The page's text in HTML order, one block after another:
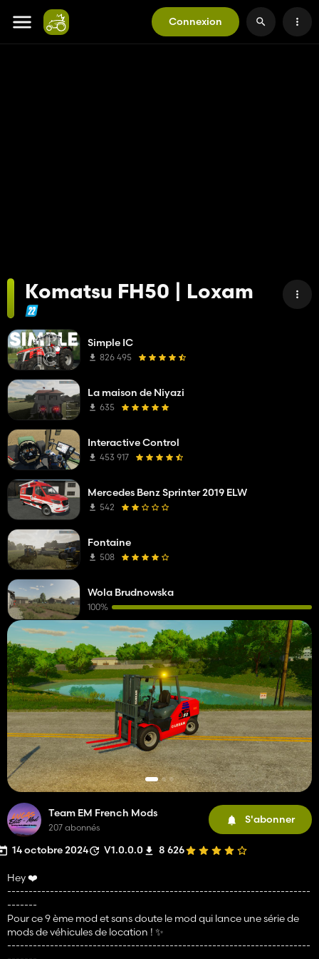
Connexion
Komatsu FH50 | Loxam
Team EM French Mods
207 abonnés
S'abonner
14 octobre 2024 V1.0.0.0 8 626
Hey ❤️
-----------------------------------------------------------------------
-------
Pour ce 9 ème mod et sans doute le mod qui lance une série de
mods de véhicules de location ! ✨
-----------------------------------------------------------------------
Simple IC
826 495
La maison de Niyazi
635
Interactive Control
453 917
Mercedes Benz Sprinter 2019 ELW
542
Fontaine
508
Wola Brudnowska
100%